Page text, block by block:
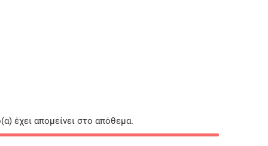
έχει απομείνει στο απόθεμα.